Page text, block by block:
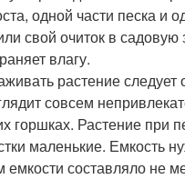
одной части песка и
свой очиток в
влагу.
растение следует
совсем
горшках. Растение при
маленькие. Емкость
емкости составляло не